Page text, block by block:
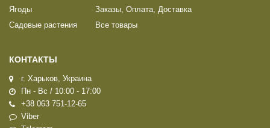
Ягоды
Садовые растения
Заказы, Оплата, Доставка
Все товары
КОНТАКТЫ
г. Харьков, Украина
Пн - Вс / 10:00 - 17:00
+38 063 751-12-65
Viber